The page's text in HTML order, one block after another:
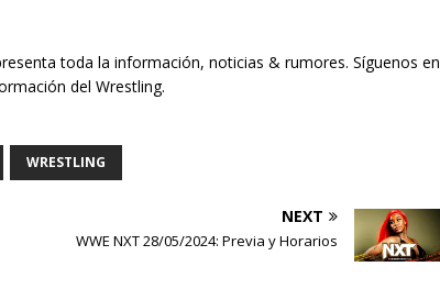
toda la información, noticias & rumores. Síguenos en
del Wrestling.
WRESTLING
NEXT
WWE NXT 28/05/2024: Previa y Horarios